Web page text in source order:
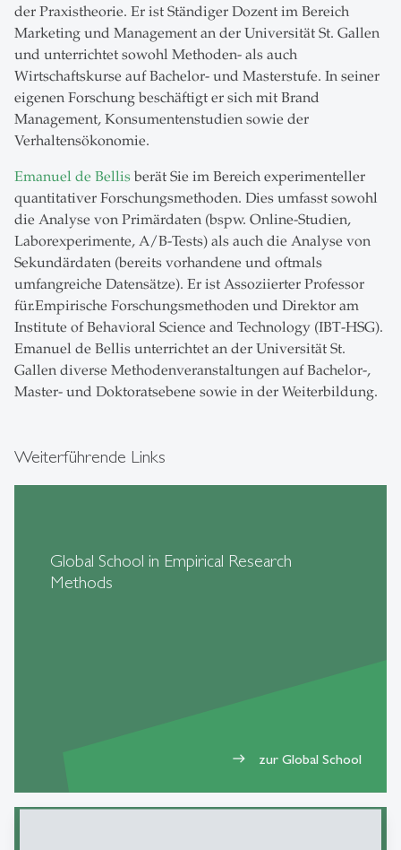
der Praxistheorie. Er ist Ständiger Dozent im Bereich
Marketing und Management an der Universität St. Gallen
und unterrichtet sowohl Methoden- als auch
Wirtschaftskurse auf Bachelor- und Masterstufe. In seiner
eigenen Forschung beschäftigt er sich mit Brand
Management, Konsumentenstudien sowie der
Verhaltensökonomie.
Emanuel de Bellis berät Sie im Bereich experimenteller
quantitativer Forschungsmethoden. Dies umfasst sowohl
die Analyse von Primärdaten (bspw. Online-Studien,
Laborexperimente, A/B-Tests) als auch die Analyse von
Sekundärdaten (bereits vorhandene und oftmals
umfangreiche Datensätze). Er ist Assoziierter Professor
für.Empirische Forschungsmethoden und Direktor am
Institute of Behavioral Science and Technology (IBT-HSG).
Emanuel de Bellis unterrichtet an der Universität St.
Gallen diverse Methodenveranstaltungen auf Bachelor-,
Master- und Doktoratsebene sowie in der Weiterbildung.
Weiterführende Links
Global School in Empirical Research
Methods
east zur Global School